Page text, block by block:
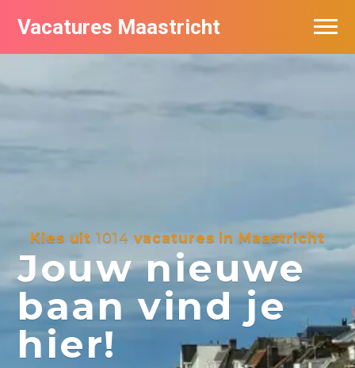
Vacatures Maastricht
Kies uit1014 vacatures in Maastricht
Jouw nieuwe
baan vind je
hier!
Vacatures per bedrijf in Maastricht
De populairste vacatures in Maastricht